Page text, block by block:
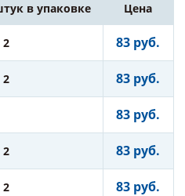
в упаковке Цена
2 83 руб.
2 83 руб.
83 руб.
2 83 руб.
2 83 руб.